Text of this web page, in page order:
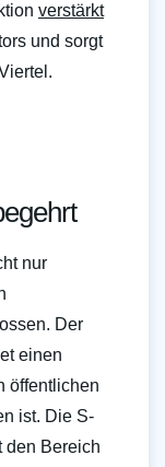
verstärkt
und sorgt
nur
Der
einen
öffentlichen
ist. Die S-
den Bereich